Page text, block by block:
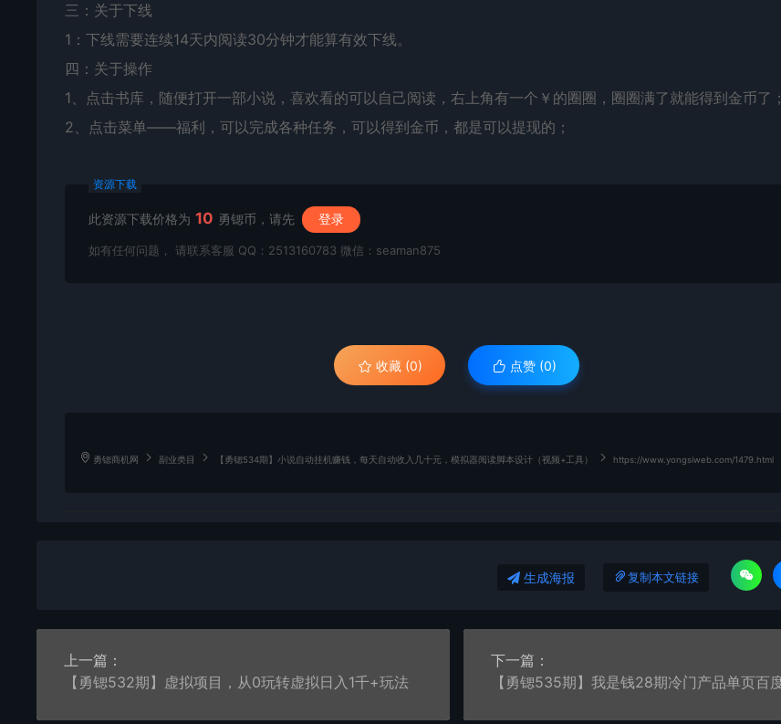
三：关于下线
1：下线需要连续14天内阅读30分钟才能算有效下线。
四：关于操作
1、点击书库，随便打开一部小说，喜欢看的可以自己阅读，右上角有一个￥的圈圈，圈圈满了就能得到金币了；
2、点击菜单——福利，可以完成各种任务，可以得到金币，都是可以提现的；
资源下载
此资源下载价格为 10 勇锶币，请先 登录
如有任何问题， 请联系客服 QQ：2513160783 微信：seaman875
收藏 (0) 点赞 (0)
勇锶商机网 副业类目 【勇锶534期】小说自动挂机赚钱，每天自动收入几十元，模拟器阅读脚本设计（视频+工具） https://www.yongsiweb.com/1479.html
生成海报 复制本文链接
上一篇：
【勇锶532期】虚拟项目，从0玩转虚拟日入1千+玩法
下一篇：